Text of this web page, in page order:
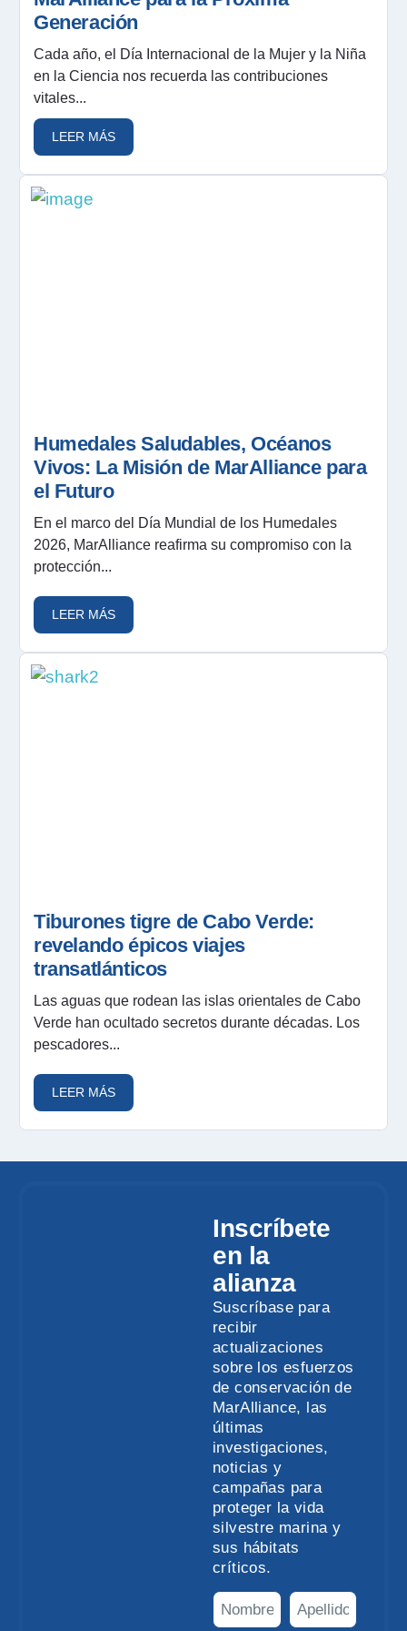
Generación
Cada año, el Día Internacional de la Mujer y la Niña
en la Ciencia nos recuerda las contribuciones
vitales...
LEER MÁS
Humedales Saludables, Océanos
Vivos: La Misión de MarAlliance para
el Futuro
En el marco del Día Mundial de los Humedales
2026, MarAlliance reafirma su compromiso con la
protección...
LEER MÁS
Tiburones tigre de Cabo Verde:
revelando épicos viajes
transatlánticos
Las aguas que rodean las islas orientales de Cabo
Verde han ocultado secretos durante décadas. Los
pescadores...
LEER MÁS
Inscríbete
en la
alianza
Suscríbase para
recibir
actualizaciones
sobre los esfuerzos
de conservación de
MarAlliance, las
últimas
investigaciones,
noticias y
campañas para
proteger la vida
silvestre marina y
sus hábitats
críticos.